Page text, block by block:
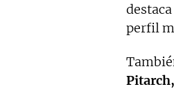
perfil
Pitarch,